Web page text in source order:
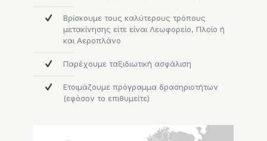
Βρίσκουμε τους καλύτερους τρόπους
μετακίνησης είτε είναι Λεωφορείο, Πλοίο ή
και Αεροπλάνο
Παρέχουμε ταξιδιωτική ασφάλιση
Ετοιμάζουμε πρόγραμμα δρασηριοτήτων
(εφόσον το επιθυμείτε)